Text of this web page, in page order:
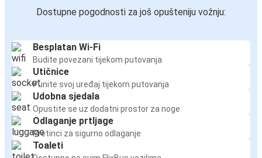
Dostupne pogodnosti za još opušteniju vožnju:
Besplatan Wi-Fi
Budite povezani tijekom putovanja
Utičnice
Punite svoj uređaj tijekom putovanja
Udobna sjedala
Opustite se uz dodatni prostor za noge
Odlaganje prtljage
Pretinci za sigurno odlaganje
Toaleti